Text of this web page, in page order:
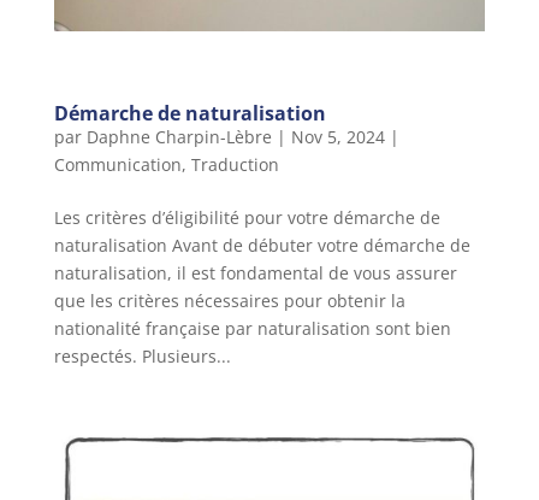
Démarche de naturalisation
par Daphne Charpin-Lèbre | Nov 5, 2024|
Communication, Traduction
Les critères d’éligibilité pour votre démarche de
naturalisation Avant de débuter votre démarche de
naturalisation, il est fondamental de vous assurer
que les critères nécessaires pour obtenir la
nationalité française par naturalisation sont bien
respectés. Plusieurs...